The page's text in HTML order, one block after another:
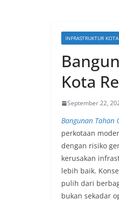
INFRASTRUKTUR KOTA
Kota
September 22,
Bangunan Tahan
perkotaan
dengan risiko
kerusakan
lebih baik.
pulih dari
bukan sekadar